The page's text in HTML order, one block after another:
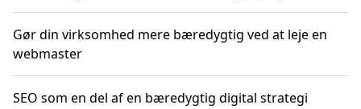
Gør din virksomhed mere bæredygtig ved at leje en
webmaster
SEO som en del af en bæredygtig digital strategi